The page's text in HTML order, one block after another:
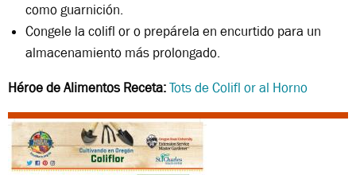
como guarnición.
Congele la colifl or o prepárela en encurtido para un
almacenamiento más prolongado.
Héroe de Alimentos Receta:Tots de Colifl or al Horno